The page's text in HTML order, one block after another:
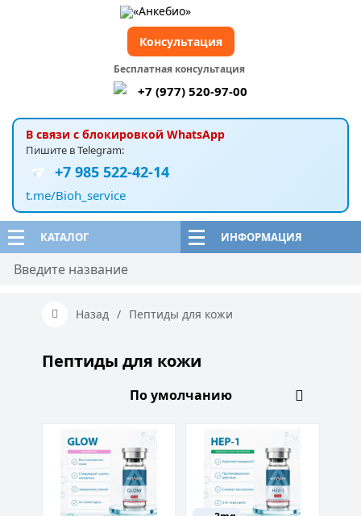
КАТАЛОГ ИНФОРМАЦИЯ
В связи с блокировкой WhatsApp
Пишите в Telegram:
+7 985 522-42-14
t.me/Bioh_service
Бесплатная консультация
+7 (977) 520-97-00
Консультация
Назад / Пептиды для кожи
Пептиды для кожи